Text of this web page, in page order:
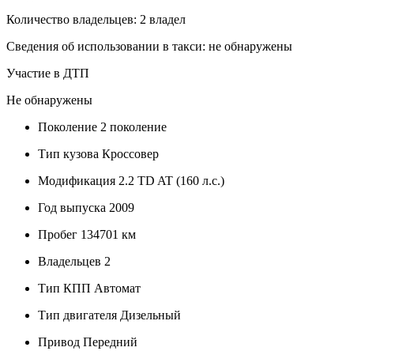
Количество владельцев: 2 владел
Сведения об использовании в такси: не обнаружены
Участие в ДТП
Не обнаружены
Поколение 2 поколение
Тип кузова Кроссовер
Модификация 2.2 TD AT (160 л.с.)
Год выпуска 2009
Пробег 134701 км
Владельцев 2
Тип КПП Автомат
Тип двигателя Дизельный
Привод Передний